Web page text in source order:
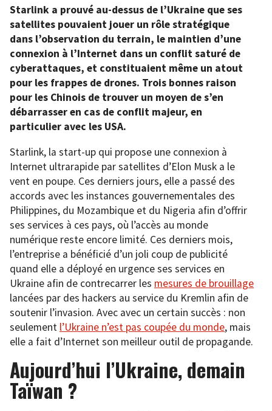
Starlink a prouvé au-dessus de l’Ukraine que ses
satellites pouvaient jouer un rôle stratégique
dans l’observation du terrain, le maintien d’une
connexion à l’Internet dans un conflit saturé de
cyberattaques, et constituaient même un atout
pour les frappes de drones. Trois bonnes raison
pour les Chinois de trouver un moyen de s’en
débarrasser en cas de conflit majeur, en
particulier avec les USA.
Starlink, la start-up qui propose une connexion à
Internet ultrarapide par satellites d’Elon Musk a le
vent en poupe. Ces derniers jours, elle a passé des
accords avec les instances gouvernementales des
Philippines, du Mozambique et du Nigeria afin d’offrir
ses services à ces pays, où l’accès au monde
numérique reste encore limité. Ces derniers mois,
l’entreprise a bénéficié d’un joli coup de publicité
quand elle a déployé en urgence ses services en
Ukraine afin de contrecarrer les mesures de brouillage
lancées par des hackers au service du Kremlin afin de
soutenir l’invasion. Avec avec un certain succès : non
seulement l’Ukraine n’est pas coupée du monde, mais
elle a fait d’Internet son meilleur outil de propagande.
Aujourd’hui l’Ukraine, demain
Taïwan ?